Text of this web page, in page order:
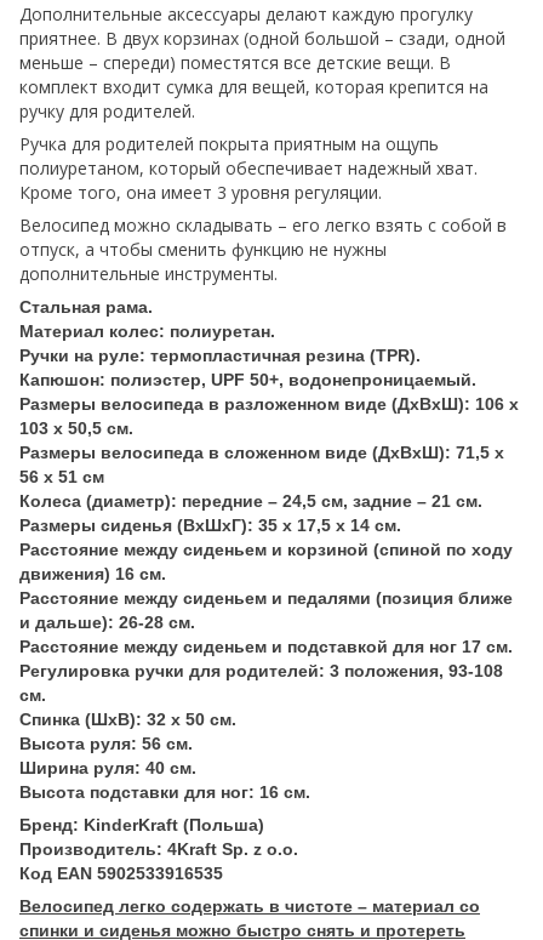
Дополнительные аксессуары делают каждую прогулку
приятнее. В двух корзинах (одной большой – сзади, одной
меньше – спереди) поместятся все детские вещи. В
комплект входит сумка для вещей, которая крепится на
ручку для родителей.
Ручка для родителей покрыта приятным на ощупь
полиуретаном, который обеспечивает надежный хват.
Кроме того, она имеет 3 уровня регуляции.
Велосипед можно складывать – его легко взять с собой в
отпуск, а чтобы сменить функцию не нужны
дополнительные инструменты.
Стальная рама.
Материал колес: полиуретан.
Ручки на руле: термопластичная резина (TPR).
Капюшон: полиэстер, UPF 50+, водонепроницаемый.
Размеры велосипеда в разложенном виде (ДхВхШ): 106 х
103 х 50,5 см.
Размеры велосипеда в сложенном виде (ДхВхШ): 71,5 х
56 х 51 см
Колеса (диаметр): передние – 24,5 см, задние – 21 см.
Размеры сиденья (ВхШхГ): 35 х 17,5 х 14 см.
Расстояние между сиденьем и корзиной (спиной по ходу
движения) 16 см.
Расстояние между сиденьем и педалями (позиция ближе
и дальше): 26-28 см.
Расстояние между сиденьем и подставкой для ног 17 см.
Регулировка ручки для родителей: 3 положения, 93-108
см.
Спинка (ШхВ): 32 х 50 см.
Высота руля: 56 см.
Ширина руля: 40 см.
Высота подставки для ног: 16 см.
Бренд: KinderKraft (Польша)
Производитель: 4Kraft Sp. z o.o.
Код EAN 5902533916535
Велосипед легко содержать в чистоте – материал со
спинки и сиденья можно быстро снять и протереть